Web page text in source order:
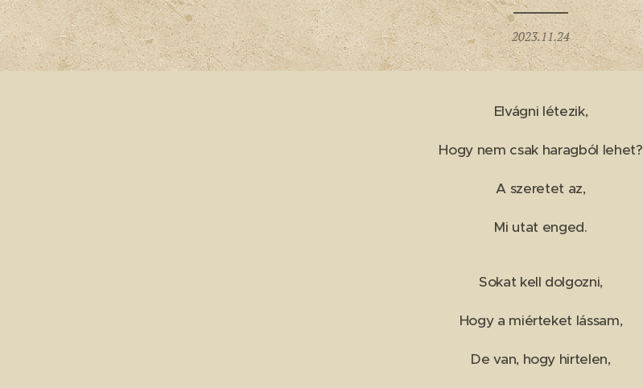
2023.11.24
Elvágni létezik,
Hogy nem csak haragból lehet?
A szeretet az,
Mi utat enged.
Sokat kell dolgozni,
Hogy a miérteket lássam,
De van, hogy hirtelen,